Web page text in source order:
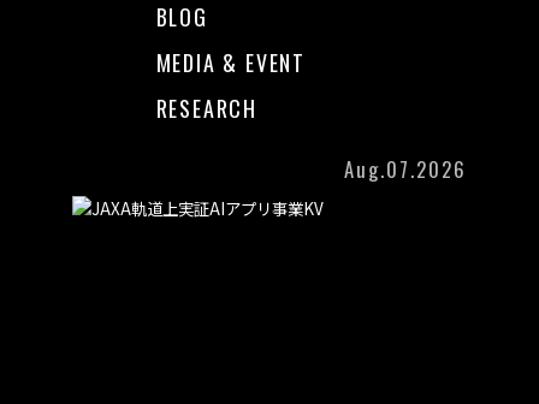
BLOG
MEDIA & EVENT
RESEARCH
Aug.07.2026